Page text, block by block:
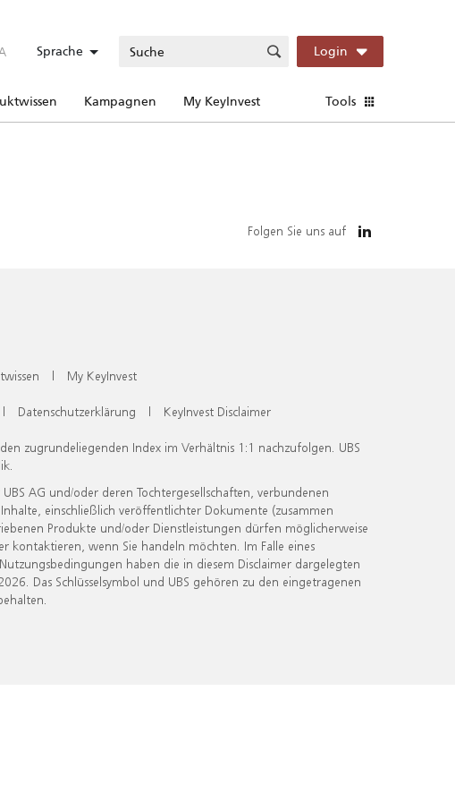
Sprache Login
Kampagnen My KeyInvest Tools
Folgen Sie uns auf
| My KeyInvest
| Datenschutzerklärung | KeyInvest Disclaimer
zugrundeliegenden Index im Verhältnis 1:1 nachzufolgen. UBS
AG und/oder deren Tochtergesellschaften, verbundenen
einschließlich veröffentlichter Dokumente (zusammen
Produkte und/oder Dienstleistungen dürfen möglicherweise
kontaktieren, wenn Sie handeln möchten. Im Falle eines
haben die in diesem Disclaimer dargelegten
Das Schlüsselsymbol und UBS gehören zu den eingetragenen